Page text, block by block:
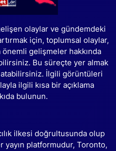
olaylar ve gündemdeki
için, toplumsal olaylar,
gelişmeler hakkında
Bu süreçte yer almak
İlgili görüntüleri
ilgili kısa bir açıklama
bulunun.
ilkesi doğrultusunda olup
yayın platformudur, Toronto,